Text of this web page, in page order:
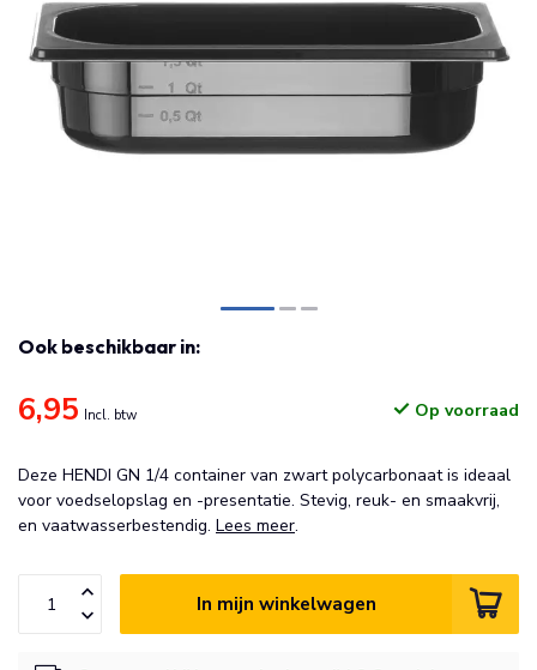
Ook beschikbaar in:
6,95 Incl. btw Op voorraad
Deze HENDI GN 1/4 container van zwart polycarbonaat is ideaal
voor voedselopslag en -presentatie. Stevig, reuk- en smaakvrij,
en vaatwasserbestendig. Lees meer.
In mijn winkelwagen